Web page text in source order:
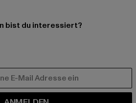
bist du interessiert?